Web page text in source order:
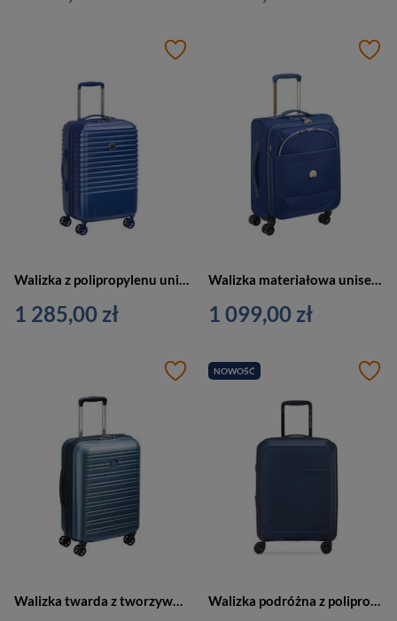
1 285,00 zł 1 099,00 zł
Walizka twarda z tworzywa unisex Delsey New Segur 2.0 kabinowa 4 kółka niebieska
NOWOŚĆ
Walizka podróżna z polipropylenu unisex Delsey Anvers kabinowa mała niebieska